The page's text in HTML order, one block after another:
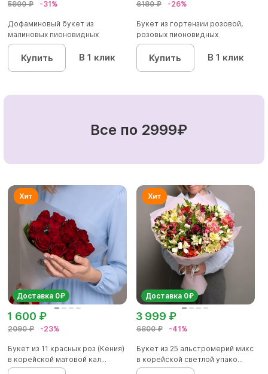
5800 ₽ -31%
Дофаминовый букет из
малиновых пионовидных
кустовых роз...
Купить В 1 клик
6180 ₽ -26%
Букет из гортензии розовой,
розовых пионовидных
кустовы...
Купить В 1 клик
Все по 2999₽
Доставка 0₽
2090 ₽ -23%
1 600 ₽
Букет из 11 красных роз (Кения)
в корейской матовой кал...
Доставка 0₽
6800 ₽ -41%
3 999 ₽
Букет из 25 альстромерий микс
в корейской светлой упако...